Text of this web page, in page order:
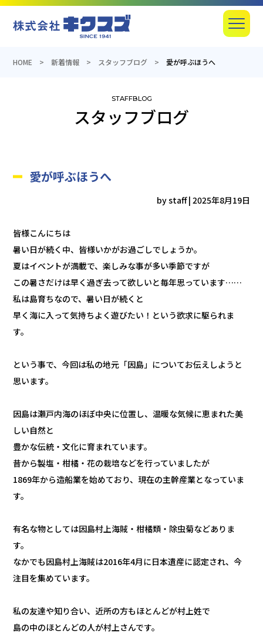
産業機器の総合商社のキクスズ Menu
HOME 新着情報 スタッフブログ 愛が呼ぶほうへ
スタッフブログ
愛が呼ぶほうへ
by staff| 2025年8月19日
皆様こんにちは
暑い日が続く中、皆様いかがお過ごしでしょうか。
夏はイベントが満載で、楽しみな事が多い季節ですが
この暑さだけは早く過ぎ去って欲しいと毎年思っています……
私は島育ちなので、暑い日が続くと
早く海に入って気持ちよく遊びたい！という欲求に駆られま
す。
という事で、今回は私の地元「因島」についてお伝えしようと
思います。
因島は瀬戸内海のほぼ中央に位置し、温暖な気候に恵まれた美
しい自然と
豊かな伝統・文化に育まれています。
昔から製塩・柑橘・花の栽培などを行っていましたが
1869年から造船業を始めており、現在の主幹産業となっていま
す。
有名な物としては因島村上海賊・柑橘類・除虫菊などありま
す。
なかでも因島村上海賊は2016年4月に日本遺産に認定され、今
注目を集めています。
私の友達や知り合い、近所の方もほとんどが村上姓で
島の中のほとんどの人が村上さんです。